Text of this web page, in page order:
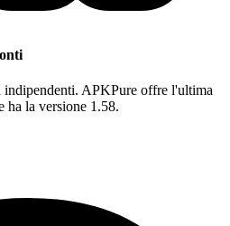
APKPure offre l'ultima
ha la versione 1.58.